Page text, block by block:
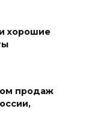
хорошие
продаж